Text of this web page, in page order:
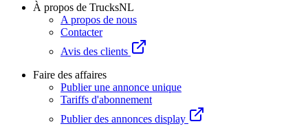
À propos de TrucksNL
A propos de nous
Contacter
Avis des clients
Faire des affaires
Publier une annonce unique
Tariffs d'abonnement
Publier des annonces display